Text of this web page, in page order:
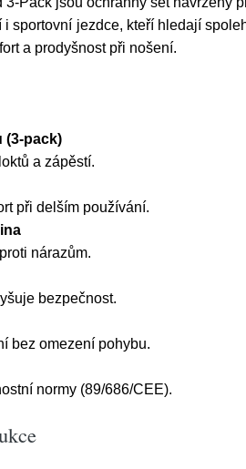
sportovní jezdce, kteří hledají
a prodyšnost při nošení.
(3-pack)
a zápěstí.
při delším používání.
nárazům.
bezpečnost.
bez omezení pohybu.
normy (89/686/CEE).